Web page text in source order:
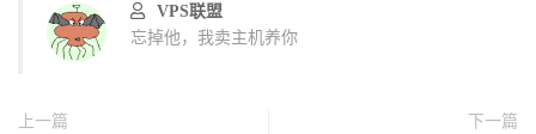
VPS联盟
忘掉他，我卖主机养你
上一篇
下一篇